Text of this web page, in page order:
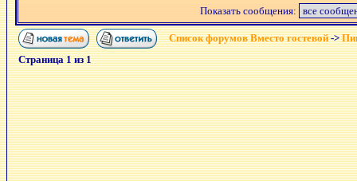
Показать сообщения:
Список форумов Вместо гостевой->
Страница1из1